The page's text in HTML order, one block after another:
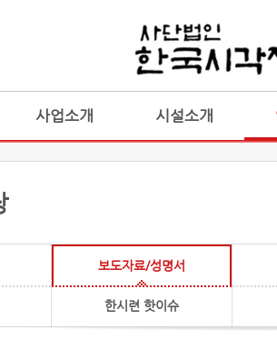
사업소개 시설소개
보도자료/성명서
한시련 핫이슈